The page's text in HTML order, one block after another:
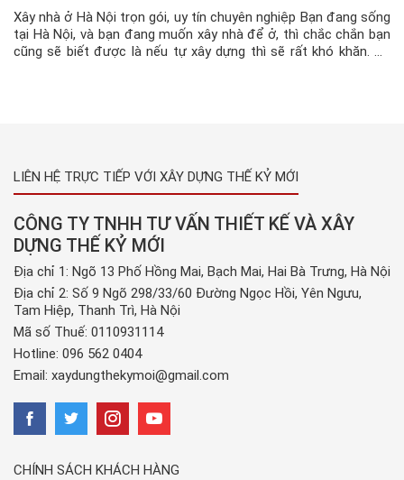
Xây nhà ở Hà Nội trọn gói, uy tín chuyên nghiệp Bạn đang sống
tại Hà Nội, và bạn đang muốn xây nhà để ở, thì chắc chắn bạn
cũng sẽ biết được là nếu tự xây dựng thì sẽ rất khó khăn. Hà
LIÊN HỆ TRỰC TIẾP VỚI XÂY DỰNG THẾ KỶ MỚI
CÔNG TY TNHH TƯ VẤN THIẾT KẾ VÀ XÂY
DỰNG THẾ KỶ MỚI
Địa chỉ 1: Ngõ 13 Phố Hồng Mai, Bạch Mai, Hai Bà Trưng, Hà Nội
Địa chỉ 2: Số 9 Ngõ 298/33/60 Đường Ngọc Hồi, Yên Ngưu,
Tam Hiệp, Thanh Trì, Hà Nội
Mã số Thuế: 0110931114
Hotline: 096 562 0404
Email: xaydungthekymoi@gmail.com
CHÍNH SÁCH KHÁCH HÀNG